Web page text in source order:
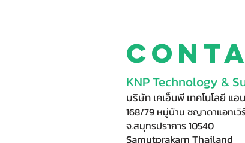
KNP Technology &
บริษัท เคเอ็นพี เทคโนโลยี แ
168/79 หมู่บ้าน ชญาดาแอทเ
จ.สมุทรปราการ 10540
Samutprakarn Thailand